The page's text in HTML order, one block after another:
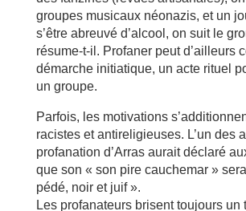
groupes musicaux néonazis, et un
s’être abreuvé d’alcool, on suit le
résume-t-il. Profaner peut d’ailleurs
démarche initiatique, un acte rituel
un groupe.
Parfois, les motivations
racistes et antireligieuses. L’un des
profanation d’Arras aurait déclaré
que son « son pire cauchemar »
pédé, noir et juif ».
Les profanateurs brisent toujours un